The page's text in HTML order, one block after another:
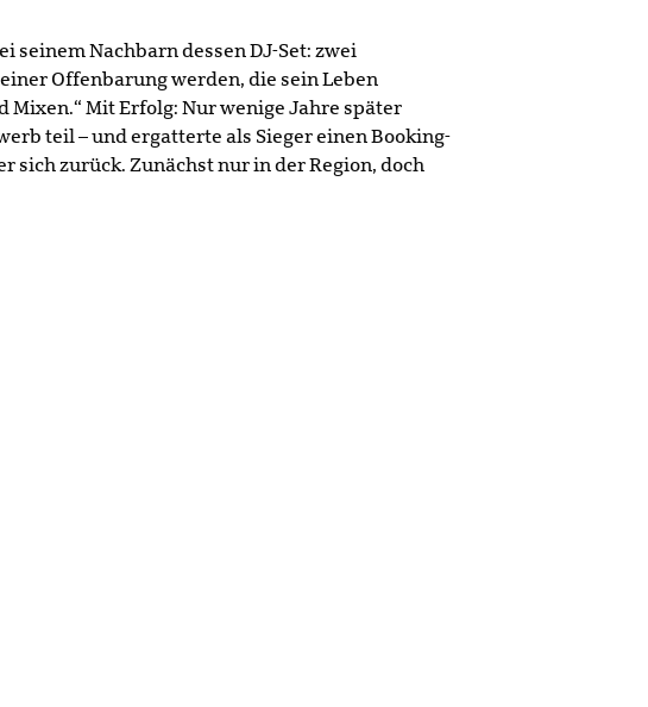
seinem Nachbarn dessen DJ-Set: zwei
Offenbarung werden, die sein Leben
Mit Erfolg: Nur wenige Jahre später
teil – und ergatterte als Sieger einen Booking-
sich zurück. Zunächst nur in der Region, doch